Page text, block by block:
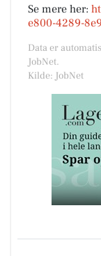
Se mere her:
e800-4289-
Data er
JobNet.
Kilde: JobNet